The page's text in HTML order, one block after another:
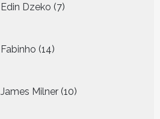
Edin Dzeko 7
producten
Fabinho 14
producten
James Milner 10
producten